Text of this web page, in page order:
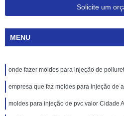
Solicite um
MENU
onde fazer moldes para injeção de
empresa que faz moldes para injeção de
moldes para injeção de pvc valor Cidade